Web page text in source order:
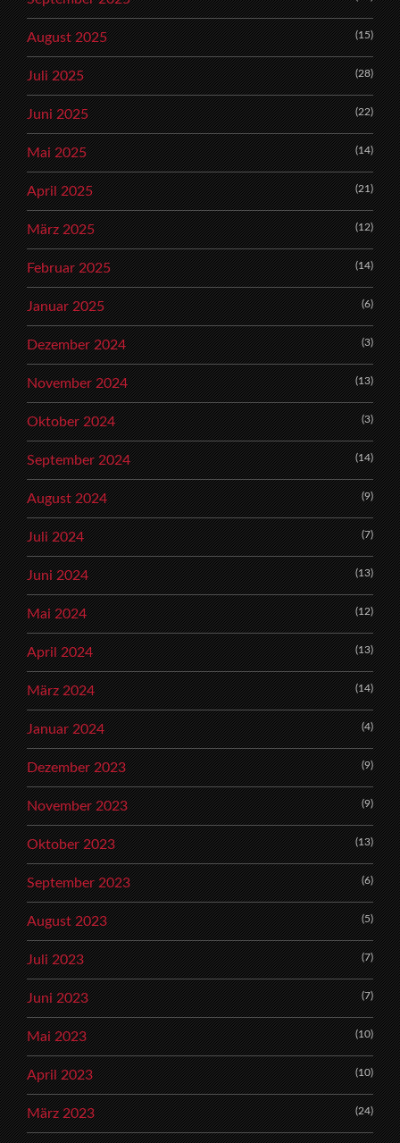
August 2025 (15)
Juli 2025 (28)
Juni 2025 (22)
Mai 2025 (14)
April 2025 (21)
März 2025 (12)
Februar 2025 (14)
Januar 2025 (6)
Dezember 2024 (3)
November 2024 (13)
Oktober 2024 (3)
September 2024 (14)
August 2024 (9)
Juli 2024 (7)
Juni 2024 (13)
Mai 2024 (12)
April 2024 (13)
März 2024 (14)
Januar 2024 (4)
Dezember 2023 (9)
November 2023 (9)
Oktober 2023 (13)
September 2023 (6)
August 2023 (5)
Juli 2023 (7)
Juni 2023 (7)
Mai 2023 (10)
April 2023 (10)
März 2023 (24)